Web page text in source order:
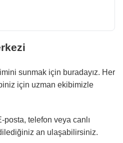
sunmak için buradayız. Her
için uzman ekibimizle
posta, telefon veya canlı
an ulaşabilirsiniz.